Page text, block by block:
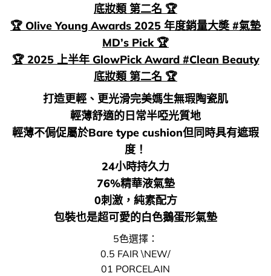
底妝類 第二名 🏆
🏆 Olive Young Awards 2025 年度銷量大奬 #氣墊
MD’s Pick 🏆
🏆 2025 上半年 GlowPick Award #Clean Beauty
底妝類 第二名 🏆
打造更輕、更光滑完美媽生無瑕陶瓷肌
輕薄舒適的日常半啞光質地
輕薄不侷促屬於Bare type cushion但同時具有遮瑕
度！
24小時持久力
76%精華液氣墊
0刺激，純素配方
包裝也是超可愛的白色鵝蛋形氣墊
5色選擇：
0.5 FAIR \NEW/
01 PORCELAIN